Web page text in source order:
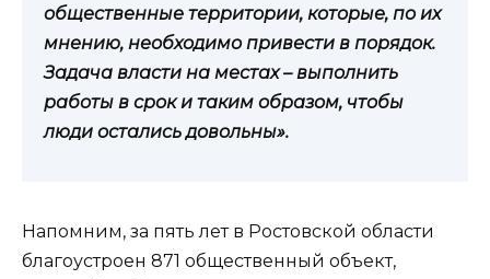
общественные территории, которые, по их
мнению, необходимо привести в порядок.
Задача власти на местах – выполнить
работы в срок и таким образом, чтобы
люди остались довольны».
Напомним, за пять лет в Ростовской области
благоустроен 871 общественный объект,